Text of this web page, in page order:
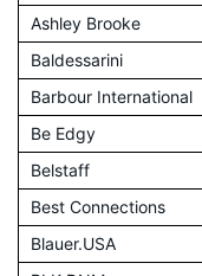
Ashley Brooke
Baldessarini
Barbour International
Be Edgy
Belstaff
Best Connections
Blauer.USA